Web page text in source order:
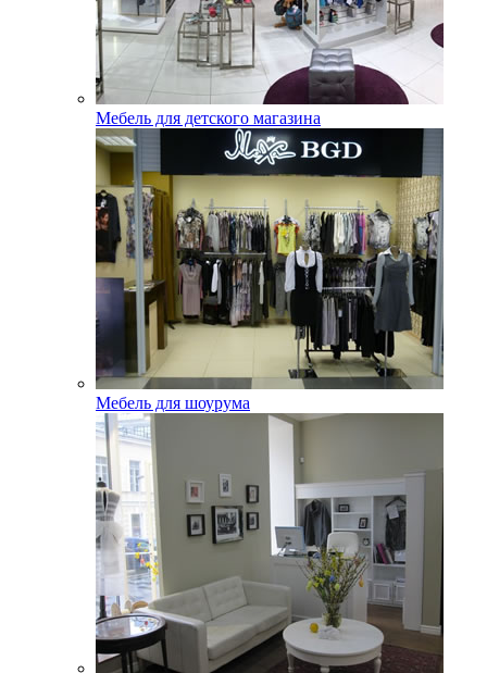
Мебель для детского магазина
Мебель для шоурума